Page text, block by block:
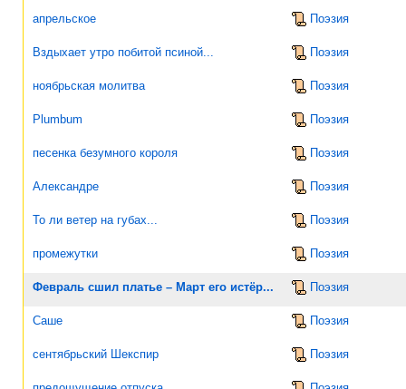
апрельское Поэзия
Вздыхает утро побитой псиной... Поэзия
ноябрьская молитва Поэзия
Plumbum Поэзия
песенка безумного короля Поэзия
Александре Поэзия
То ли ветер на губах... Поэзия
промежутки Поэзия
Февраль сшил платье – Март его истёр... Поэзия
Саше Поэзия
сентябрьский Шекспир Поэзия